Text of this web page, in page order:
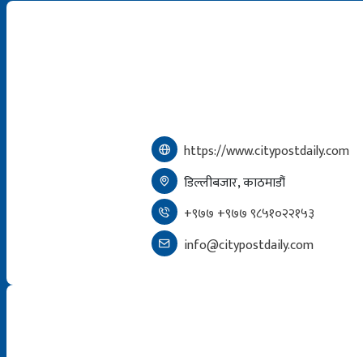
https://www.citypostdaily.com
डिल्लीबजार, काठमाडौं
+९७७ +९७७ ९८५१०२२१५३
info@citypostdaily.com